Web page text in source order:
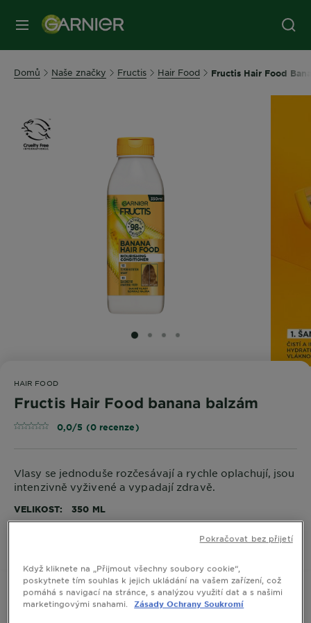
MENU
Domů Naše značky Fructis Hair Food Fructis Hair Food
SLIDE 1
SLIDE 2
SLIDE 3
SLIDE 4
HAIR FOOD
Fructis Hair Food banana balzám
0,0/5 (0 recenze)
Vlasy se jednoduše rozčesávají a rychle oplachují, jsou
intenzivně vyživené a vypadají zdravě.
VELIKOST 350 ML
Když kliknete na „Přijmout všechny soubory cookie“,
poskytnete tím souhlas k jejich ukládání na vašem zařízení, což
pomáhá s navigací na stránce, s analýzou využití dat a s našimi
marketingovými snahami.
Zásady Ochrany Soukromí
Pokračovat bez přijetí